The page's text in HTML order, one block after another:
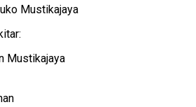
Mustikajaya
Mustikajaya